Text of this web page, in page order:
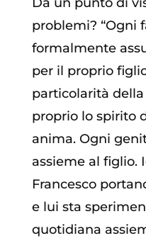
problemi? “Ogni
formalmente
per il proprio
particolarità
proprio lo spirito
anima. Ogni
assieme al figlio.
Francesco
e lui sta
quotidiana